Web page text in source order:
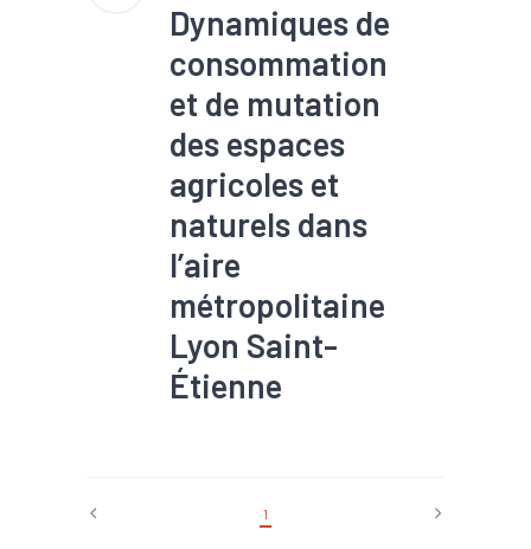
Dynamiques de
consommation
et de mutation
des espaces
agricoles et
naturels dans
l’aire
métropolitaine
Lyon Saint-
Étienne
#Agroalimentaire
#Ecologie
1